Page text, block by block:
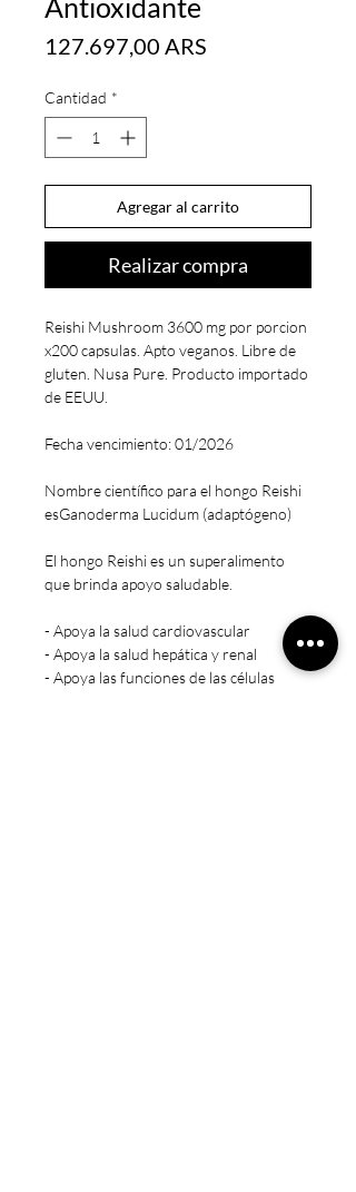
127.697,00 ARS
Cantidad *
Agregar al carrito
Realizar compra
Reishi Mushroom 3600 mg por porcion
x200 capsulas. Apto veganos. Libre de
gluten. Nusa Pure. Producto importado
de EEUU.
Fecha vencimiento: 01/2026
Nombre científico para el hongo Reishi
esGanoderma Lucidum (adaptógeno)
El hongo Reishi es un superalimento
que brinda apoyo saludable.
- Apoya la salud cardiovascular
- Apoya la salud hepática y renal
- Apoya las funciones de las células